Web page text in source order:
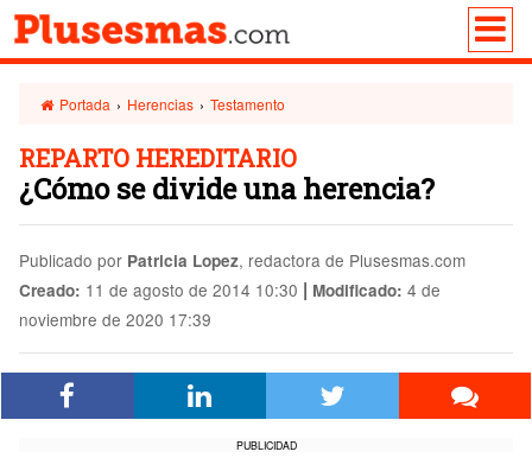
Portada › Herencias › Testamento
REPARTO HEREDITARIO
¿Cómo se divide una herencia?
Publicado por Patricia Lopez, redactora de Plusesmas.com
Creado: 11 de agosto de 2014 10:30 | Modificado: 4 de
noviembre de 2020 17:39
PUBLICIDAD